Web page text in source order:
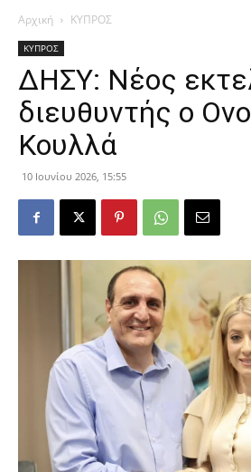
Αρχική ΚΥΠΡΟΣ
ΚΥΠΡΟΣ
ΔΗΣΥ: Νέος
διευθυντής ο
Κουλλά
10 Ιουνίου 2026, 15:55